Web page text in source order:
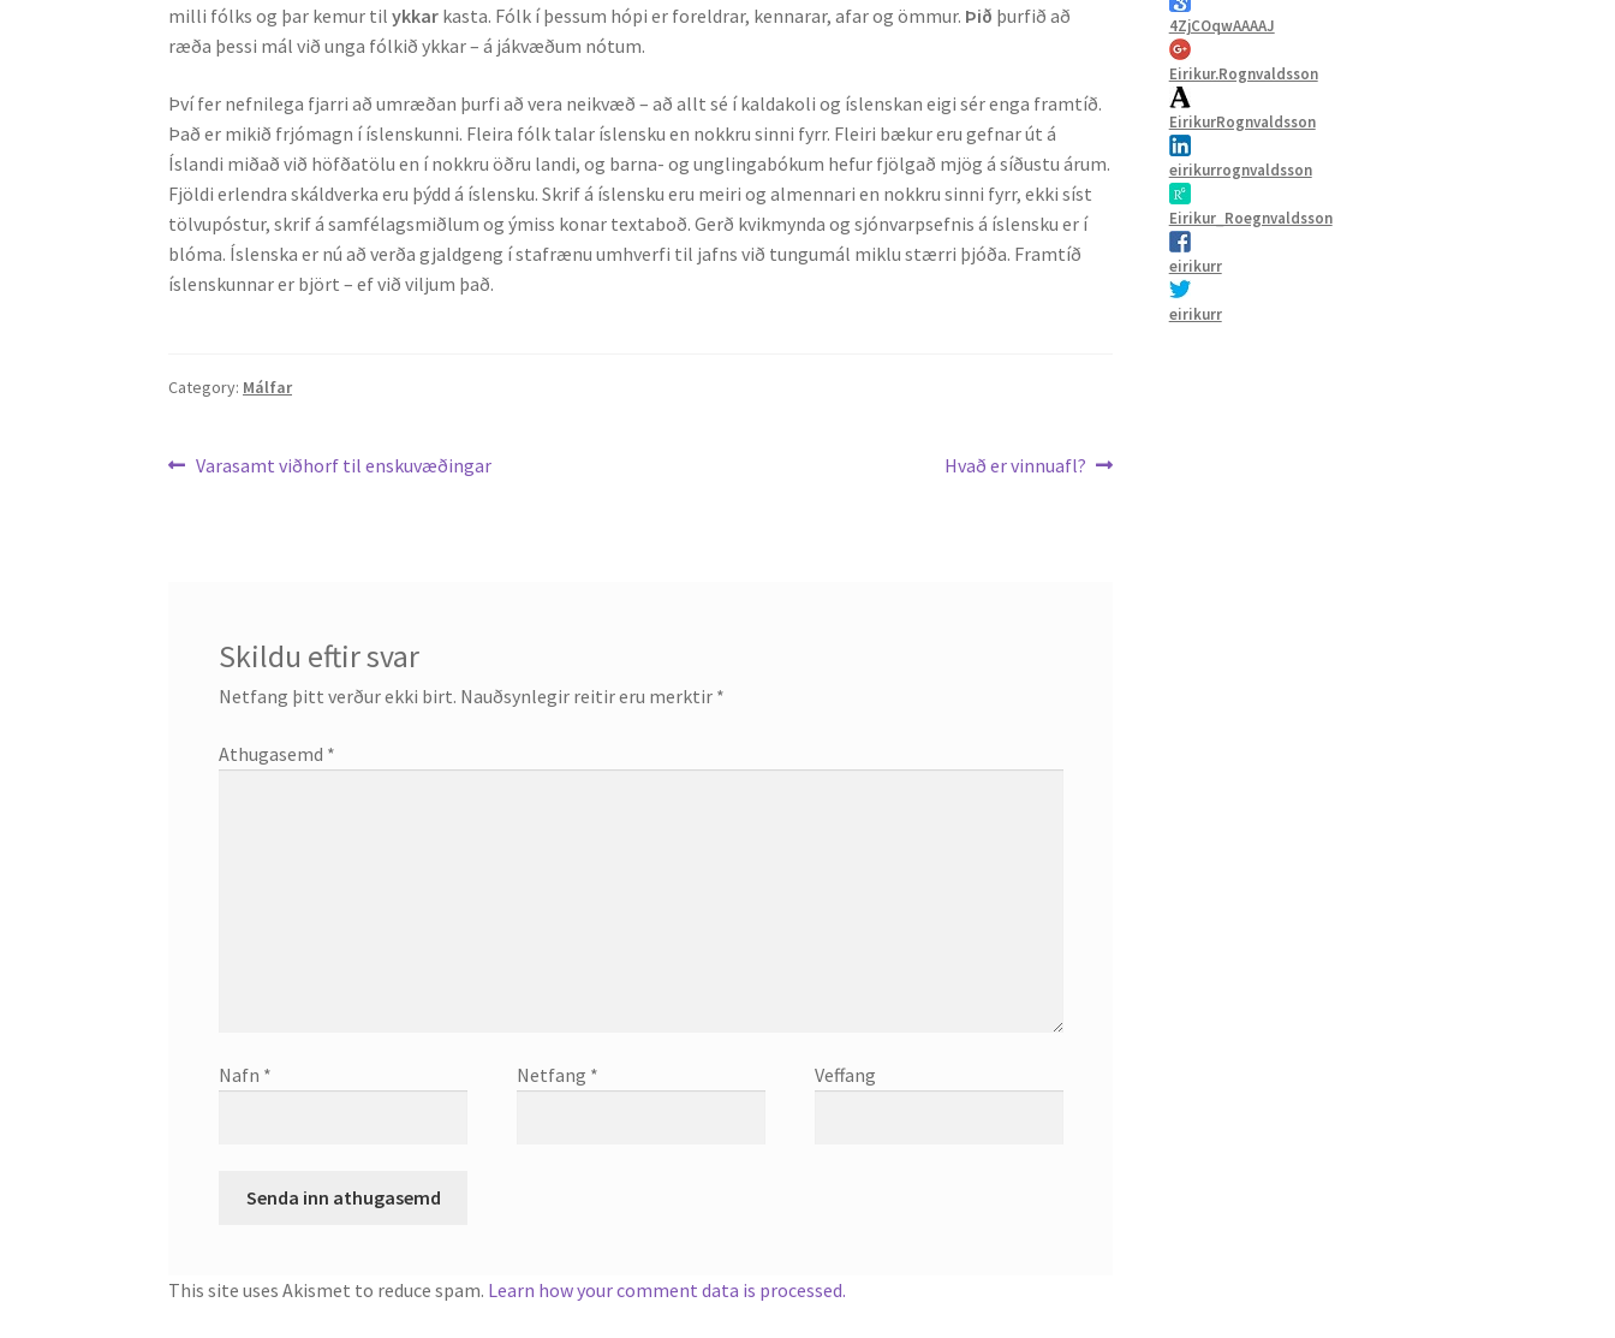
milli fólks og þar kemur tilykkar kasta. Fólk í þessum hópi er foreldrar, kennarar, afar og ömmur. Þið þurfið að
ræða þessi mál við unga fólkið ykkar – á jákvæðum nótum.
Því fer nefnilega fjarri að umræðan þurfi að vera neikvæð – að allt sé í kaldakoli og íslenskan eigi sér enga framtíð.
Það er mikið frjómagn í íslenskunni. Fleira fólk talar íslensku en nokkru sinni fyrr. Fleiri bækur eru gefnar út á
Íslandi miðað við höfðatölu en í nokkru öðru landi, og barna- og unglingabókum hefur fjölgað mjög á síðustu árum.
Fjöldi erlendra skáldverka eru þýdd á íslensku. Skrif á íslensku eru meiri og almennari en nokkru sinni fyrr, ekki síst
tölvupóstur, skrif á samfélagsmiðlum og ýmiss konar textaboð. Gerð kvikmynda og sjónvarpsefnis á íslensku er í
blóma. Íslenska er nú að verða gjaldgeng í stafrænu umhverfi til jafns við tungumál miklu stærri þjóða. Framtíð
íslenskunnar er björt – ef við viljum það.
Category: Málfar
Leiðarkerfi
Previous
Varasamt viðhorf til enskuvæðingar
Next
Hvað er vinnuafl?
Skildu eftir svar
Netfang þitt verður ekki birt. Nauðsynlegir reitir eru merktir *
Athugasemd *
Nafn * Netfang * Veffang
This site uses Akismet to reduce spam. Learn how your comment data is processed.
4ZjCOqwAAAAJ
Eirikur.Rognvaldsson
EirikurRognvaldsson
eirikurrognvaldsson
Eirikur_Roegnvaldsson
eirikurr
eirikurr